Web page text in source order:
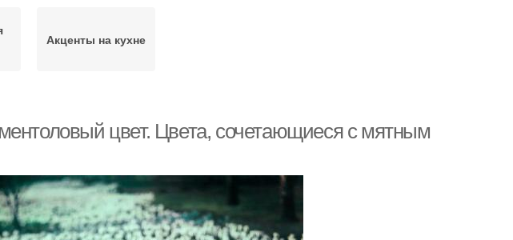
Акценты на кухне
цвет. Цвета, сочетающиеся с мятным